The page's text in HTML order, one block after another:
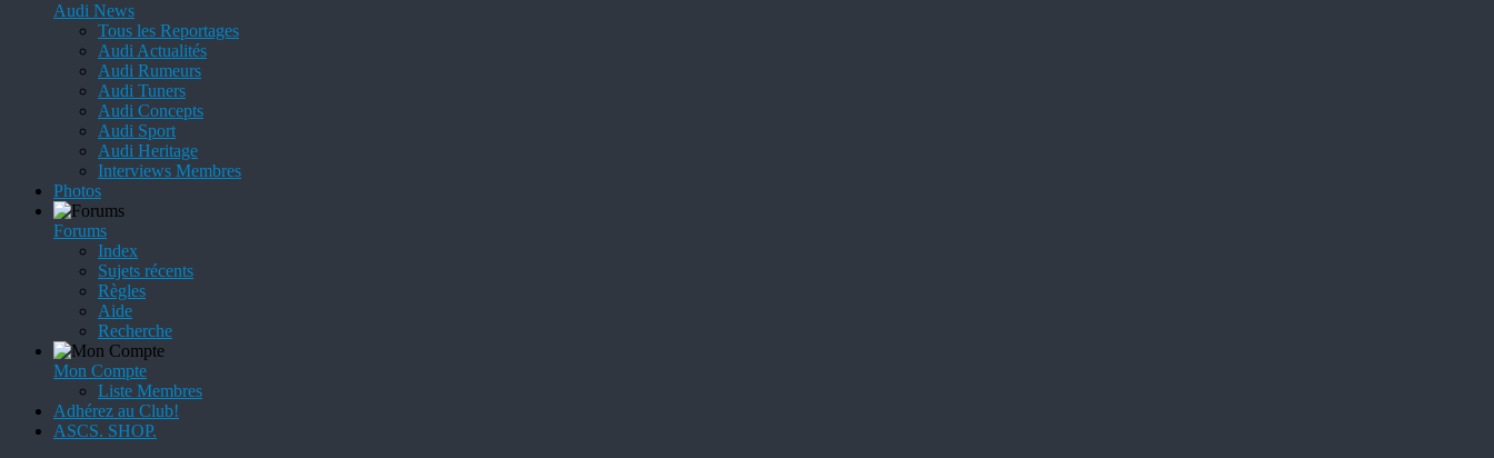
Audi News
Tous les Reportages
Audi Actualités
Audi Rumeurs
Audi Tuners
Audi Concepts
Audi Sport
Audi Heritage
Interviews Membres
Photos
Forums
Index
Sujets récents
Règles
Aide
Recherche
Mon Compte
Liste Membres
Adhérez au Club!
ASCS. SHOP.